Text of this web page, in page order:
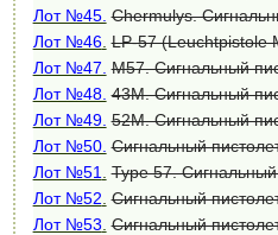
Лот №45. Chermulys.
Лот №46. LP-57 (Leuchtpistole
Лот №47. M57. Сигнальный
Лот №48. 43M. Сигнальный
Лот №49. 52M. Сигнальный
Лот №50. Сигнальный
Лот №51
Type 57.
Лот №52 Сигнальный
Лот №53 Сигнальный